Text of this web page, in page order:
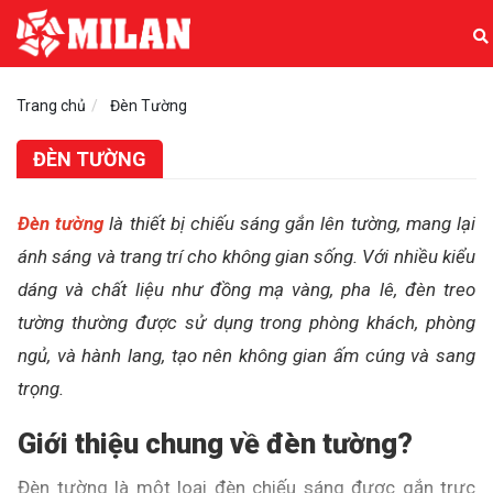
Trang chủ Đèn Tường
ĐÈN TƯỜNG
Đèn tườnglà thiết bị chiếu sáng gắn lên tường, mang lại
ánh sáng và trang trí cho không gian sống. Với nhiều kiểu
dáng và chất liệu như đồng mạ vàng, pha lê, đèn treo
tường thường được sử dụng trong phòng khách, phòng
ngủ, và hành lang, tạo nên không gian ấm cúng và sang
trọng.
Giới thiệu chung về đèn tường?
Đèn tường là một loại đèn chiếu sáng được gắn trực